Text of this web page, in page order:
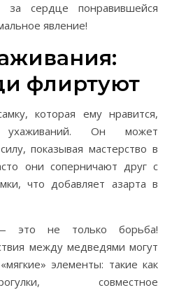
за сердце понравившейся
явление!
флиртуют
которая ему нравится,
ухаживаний. Он может
показывая мастерство в
они соперничают друг с
что добавляет азарта в
это не только борьба!
между медведями могут
элементы: такие как
совместное